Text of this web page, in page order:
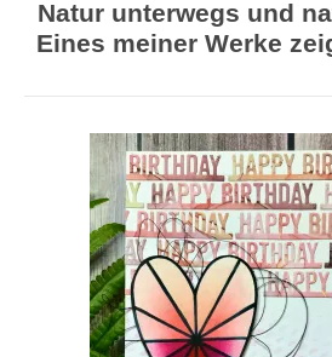
Natur unterwegs und
Eines meiner Werke